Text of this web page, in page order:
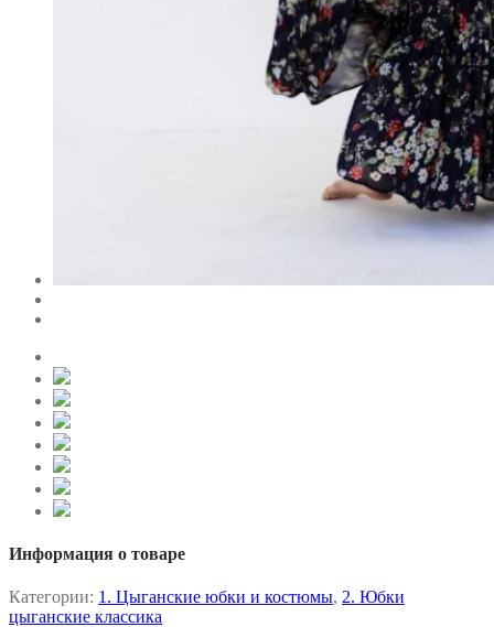
Информация о товаре
Категории: 1. Цыганские юбки и костюмы, 2. Юбки
цыганские классика